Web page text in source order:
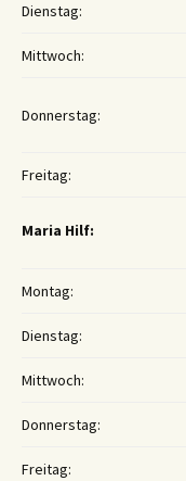
Dienstag:
Mittwoch:
Donnerstag:
Freitag:
Maria Hilf:
Montag:
Dienstag:
Mittwoch:
Donnerstag:
Freitag: